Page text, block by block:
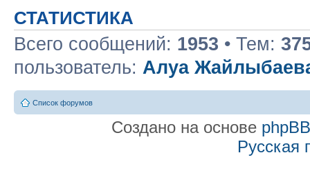
СТАТИСТИКА
Всего сообщений: 1953 • Тем:
пользователь: Алуа
Список форумов
Создано на основе phpBB
Русская